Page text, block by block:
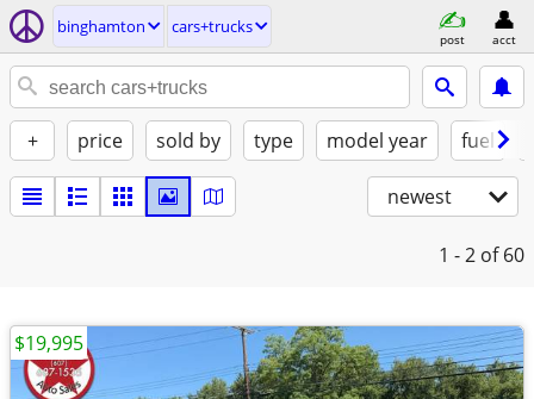
binghamton cars+trucks
post acct
+ price sold by type model year fuel
newest
1 - 2 of 60
$19,995